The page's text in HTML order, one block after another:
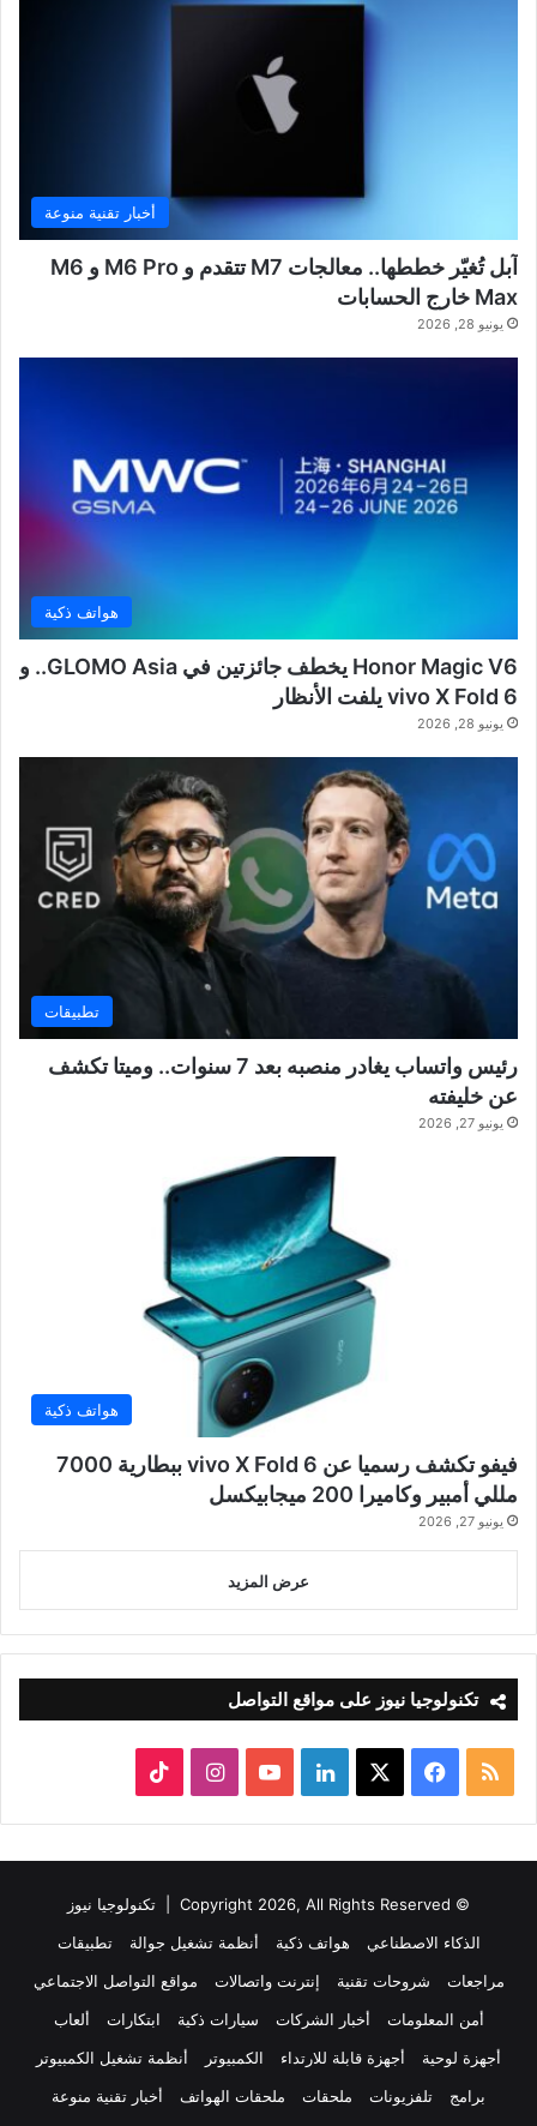
أخبار تقنية منوعة
آبل تُغيّر خططها.. معالجات M7 تتقدم و M6 Pro و M6
Max خارج الحسابات
يونيو 28, 2026
هواتف ذكية
Honor Magic V6 يخطف جائزتين في GLOMO Asia.. و
vivo X Fold 6 يلفت الأنظار
يونيو 28, 2026
تطبيقات
رئيس واتساب يغادر منصبه بعد 7 سنوات.. وميتا تكشف
عن خليفته
يونيو 27, 2026
هواتف ذكية
فيفو تكشف رسميا عن vivo X Fold 6 ببطارية 7000
مللي أمبير وكاميرا 200 ميجابيكسل
يونيو 27, 2026
عرض المزيد
تكنولوجيا نيوز على مواقع التواصل
ملخص
الموقع
RSS
فيسبوك لينكدإن‫YouTubeانستقرام
© Copyright 2026, All Rights Reserved |
تكنولوجيا نيوز
الذكاء الاصطناعي
هواتف ذكية أنظمة تشغيل جوالة
تطبيقات
مراجعات
شروحات تقنية إنترنت واتصالات
مواقع التواصل الاجتماعي
أمن المعلومات
أخبار الشركات سيارات ذكية ابتكارات
ألعاب
أجهزة لوحية
أجهزة قابلة للارتداء الكمبيوتر
أنظمة تشغيل الكمبيوتر
برامج
تلفزيونات ملحقات ملحقات الهواتف
أخبار تقنية منوعة